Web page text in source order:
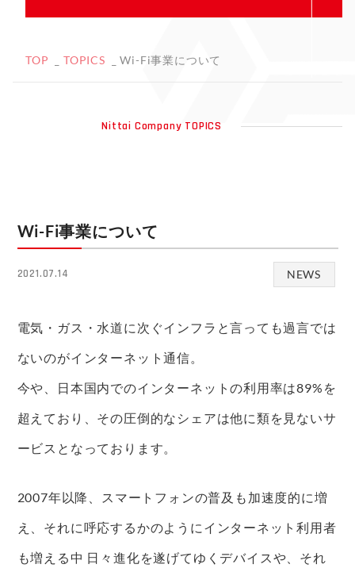
TOP TOPICS Wi-Fi事業について
Nittai Company TOPICS
Wi-Fi事業について
2021.07.14 NEWS
電気・ガス・水道に次ぐインフラと言っても過言では
ないのがインターネット通信。
今や、日本国内でのインターネットの利用率は89%を
超えており、その圧倒的なシェアは他に類を見ないサ
ービスとなっております。
2007年以降、スマートフォンの普及も加速度的に増
え、それに呼応するかのようにインターネット利用者
も増える中 日々進化を遂げてゆくデバイスや、それ